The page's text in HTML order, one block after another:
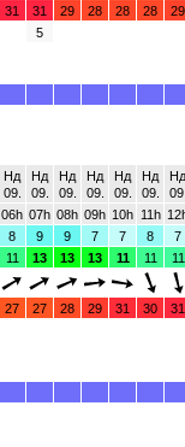
31 31 29 28 28 28 29
5
Нд
09.
Нд
09.
Нд
09.
Нд
09.
Нд
09.
Нд
09.
Нд
06h 07h 08h 09h 10h 11h
8 9 9 7 7 8
7
11 13 13 13 11 11
11
27 27 28 29 31 30 31